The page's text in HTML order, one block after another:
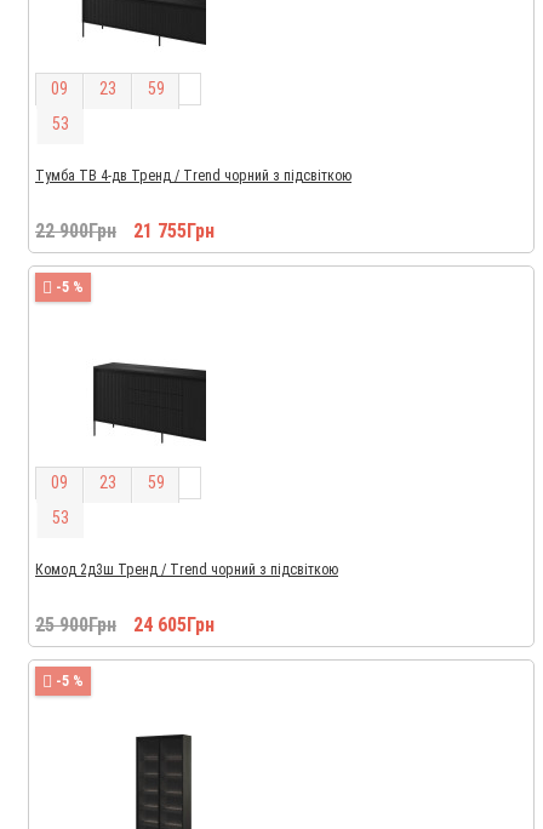
09 23 59
52
Тумба ТВ 4-дв Тренд / Trend чорний з підсвіткою
22 900Грн 21 755Грн
-5 %
09 23 59
52
Комод 2д3ш Тренд / Trend чорний з підсвіткою
25 900Грн 24 605Грн
-5 %